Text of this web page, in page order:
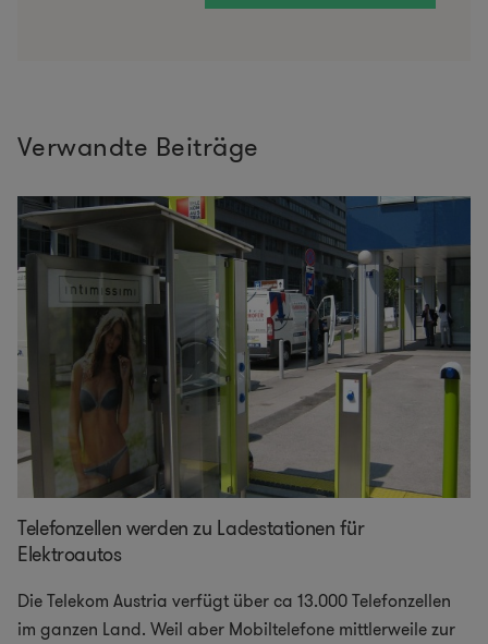
Verwandte Beiträge
Telefonzellen werden zu Ladestationen für
Elektroautos
Die Telekom Austria verfügt über ca 13.000 Telefonzellen
im ganzen Land. Weil aber Mobiltelefone mittlerweile zur